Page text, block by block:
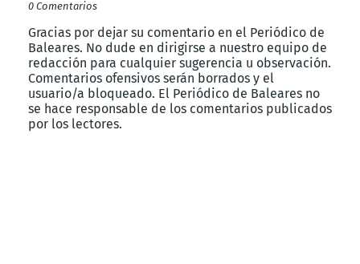
0 Comentarios
Gracias por dejar su comentario en el Periódico de
Baleares. No dude en dirigirse a nuestro equipo de
redacción para cualquier sugerencia u observación.
Comentarios ofensivos serán borrados y el
usuario/a bloqueado. El Periódico de Baleares no
se hace responsable de los comentarios publicados
por los lectores.